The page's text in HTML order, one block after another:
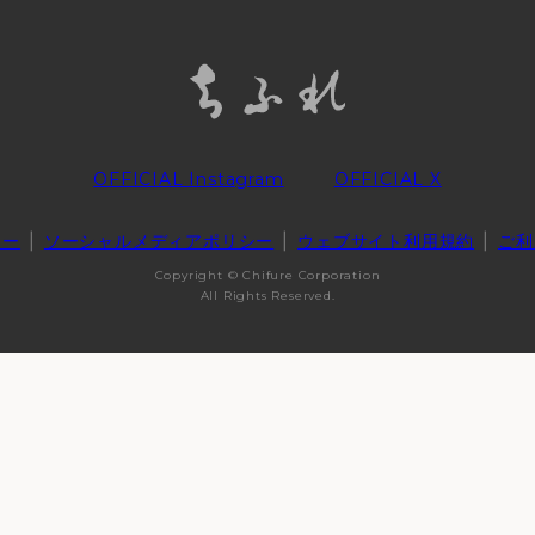
OFFICIAL Instagram OFFICIAL X
ソーシャルメディアポリシー ウェブサイト利用規約 ご
Copyright © Chifure Corporation
All Rights Reserved.